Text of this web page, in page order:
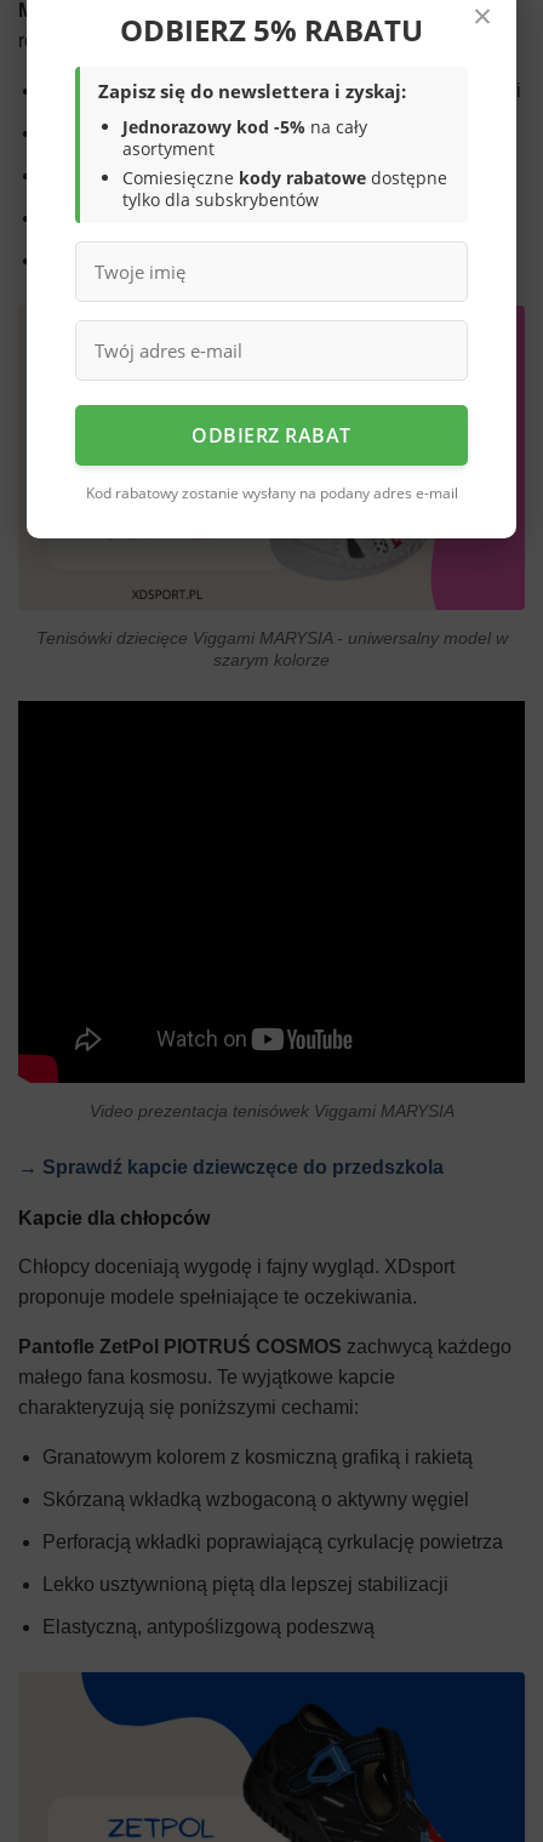
MARYSIA
w szarym kolorze – uniwersalne i pasujące do
różnych stylizacji. Ich atuty to:
Ponadczasowy design współgrający z wieloma strojami
Wysokiej jakości materiały tekstylne
Miękka i elastyczna konstrukcja
Wkładka z naturalnej skóry
Tenisówki dziecięce Viggami MARYSIA - uniwersalny model w
szarym kolorze
Video prezentacja tenisówek Viggami MARYSIA
→ Sprawdź kapcie dziewczęce do przedszkola
Kapcie dla chłopców
Chłopcy doceniają wygodę i fajny wygląd. XDsport
proponuje modele spełniające te oczekiwania.
Pantofle ZetPol PIOTRUŚ COSMOS zachwycą każdego
małego fana kosmosu. Te wyjątkowe kapcie
charakteryzują się poniższymi cechami:
Granatowym kolorem z kosmiczną grafiką i rakietą
Skórzaną wkładką wzbogaconą o aktywny węgiel
Perforacją wkładki poprawiającą cyrkulację powietrza
Lekko usztywnioną piętą dla lepszej stabilizacji
Elastyczną, antypoślizgową podeszwą
×
ODBIERZ 5% RABATU
Zapisz się do newslettera i zyskaj:
Jednorazowy kod -5% na cały
asortyment
Comiesięczne kody rabatowe dostępne
tylko dla subskrybentów
ODBIERZ RABAT
Kod rabatowy zostanie wysłany na podany adres e-mail